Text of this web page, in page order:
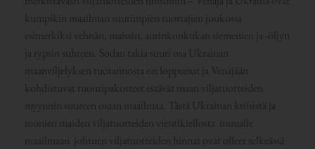
kumpikin maailman suurimpien tuottajien joukossa
esimerkiksi vehnän, maissin, aurinkonkukan siemenien ja -öljyn
ja rypsin suhteen. Sodan takia suuri osa Ukrainan
maanviljelyksen tuotannosta on loppunut ja Venäjään
kohdistuvat tuontipakotteet estävät maan viljatuotteiden
myynnin suureen osaan maailmaa. Tästä Ukrainan kriisistä ja
monien maiden viljatuotteiden vientikiellosta muualle
maailmaan johtuen viljatuotteiden hinnat ovat olleet selkeässä